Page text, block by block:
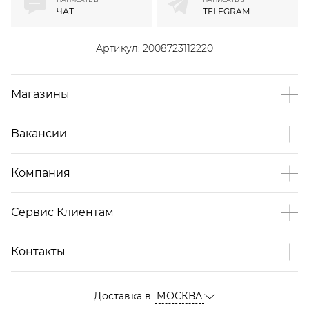
Артикул: 2008723112220
ЧАТ TELEGRAM
Магазины
Вакансии
Компания
Сервис Клиентам
Контакты
Доставка в МОСКВА